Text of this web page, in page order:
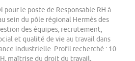
pour le poste de Responsable RH à
sein du pôle régional Hermès des
des équipes, recrutement,
et qualité de vie au travail dans
industrielle. Profil recherché : 10
maîtrise du droit du travail,